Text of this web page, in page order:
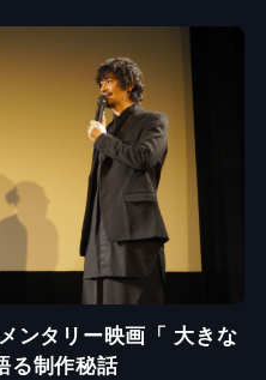
ンタリー映画「 大きな
る制作秘話